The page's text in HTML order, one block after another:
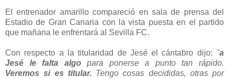
El entrenador amarillo compareció en sala de prensa del
Estadio de Gran Canaria con la vista puesta en el partido
que mañana le enfrentará al Sevilla FC.
Con respecto a la titularidad de Jesé el cántabro dijo: "a
Jesé le falta algopara ponerse a punto tan rápido.
Veremos si es titular. Tengo cosas decididas, otras por